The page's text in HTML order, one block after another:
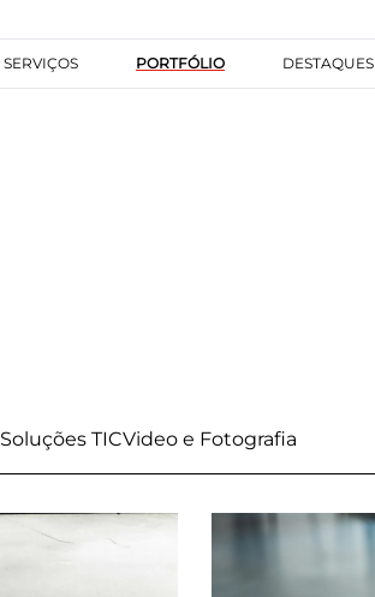
SERVIÇOS PORTFÓLIO DESTAQUES
Soluções TICVideo e Fotografia